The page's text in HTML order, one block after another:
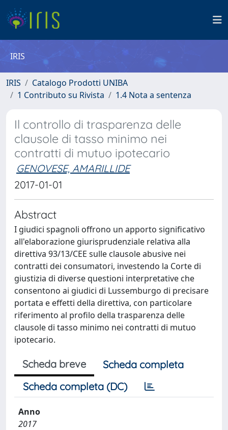
IRIS
IRIS
Catalogo Prodotti UNIBA
1 Contributo su Rivista
1.4 Nota a sentenza
Il controllo di trasparenza delle
clausole di tasso minimo nei
contratti di mutuo ipotecario
GENOVESE, AMARILLIDE
2017-01-01
Abstract
I giudici spagnoli offrono un apporto significativo
all'elaborazione giurisprudenziale relativa alla
direttiva 93/13/CEE sulle clausole abusive nei
contratti dei consumatori, investendo la Corte di
giustizia di diverse questioni interpretative che
consentono ai giudici di Lussemburgo di precisare
portata e effetti della direttiva, con particolare
riferimento al profilo della trasparenza delle
clausole di tasso minimo nei contratti di mutuo
ipotecario.
Scheda breve
Scheda completa
Scheda completa (DC)
Anno
2017